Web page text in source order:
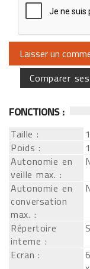
Comparer
FONCTIONS :
Taille :
Poids :
Autonomie en
veille max. :
Autonomie en
conversation
max. :
Répertoire
interne :
Ecran :